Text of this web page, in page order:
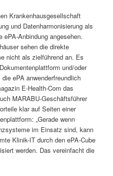
Krankenhausgesellschaft
und Datenharmonisierung als
ePA-Anbindung angesehen.
sehen die direkte
nicht als zielführend an. Es
und/oder
ePA anwenderfreundlich
E-Health-Com das
MARABU-Geschäftsführer
klar auf Seiten einer
„Gerade wenn
im Einsatz sind, kann
Klinik-IT durch den ePA-Cube
werden. Das vereinfacht die